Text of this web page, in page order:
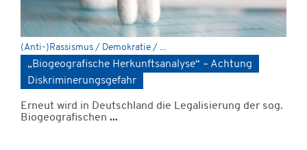
(Anti-)Rassismus / Demokratie / ...
„Biogeografische Herkunftsanalyse“ – Achtung
Diskriminerungsgefahr
Erneut wird in Deutschland die Legalisierung der sog.
Biogeografischen ...